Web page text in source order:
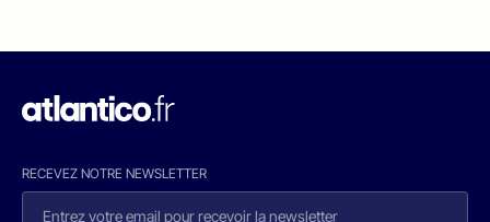
RECEVEZ NOTRE NEWSLETTER